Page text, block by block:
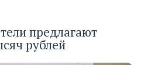
предлагают
рублей